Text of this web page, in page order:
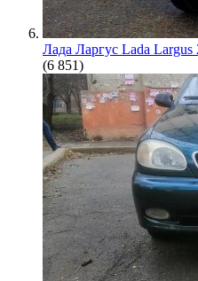
Лада Ларгус Lada
(6 851)